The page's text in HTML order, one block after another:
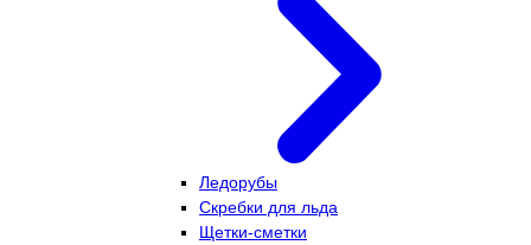
Ледорубы
Скребки для льда
Щетки-сметки